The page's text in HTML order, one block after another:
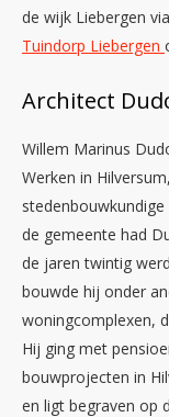
de wijk Liebergen
Tuindorp Liebergen
Architect
Willem Marinus
Werken in
de gemeente had
de jaren twintig
bouwde hij onder
woningcomplexen,
Hij ging met
bouwprojecten in
en ligt begraven op